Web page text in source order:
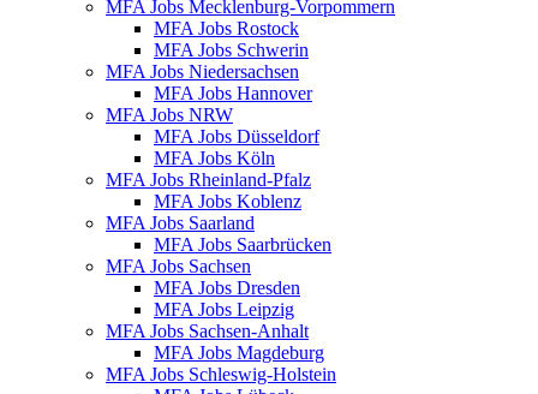
MFA Jobs Mecklenburg-Vorpommern
MFA Jobs Rostock
MFA Jobs Schwerin
MFA Jobs Niedersachsen
MFA Jobs Hannover
MFA Jobs NRW
MFA Jobs Düsseldorf
MFA Jobs Köln
MFA Jobs Rheinland-Pfalz
MFA Jobs Koblenz
MFA Jobs Saarland
MFA Jobs Saarbrücken
MFA Jobs Sachsen
MFA Jobs Dresden
MFA Jobs Leipzig
MFA Jobs Sachsen-Anhalt
MFA Jobs Magdeburg
MFA Jobs Schleswig-Holstein